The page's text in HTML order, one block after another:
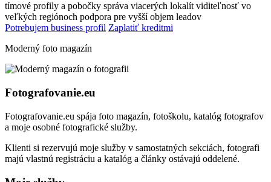
tímové profily a pobočky správa viacerých lokalít viditeľnosť vo
veľkých regiónoch podpora pre vyšší objem leadov
Potrebujem business profil Zaplatiť kreditmi
Moderný foto magazín
Fotografovanie.eu
Fotografovanie.eu spája foto magazín, fotoškolu, katalóg fotografov
a moje osobné fotografické služby.
Klienti si rezervujú moje služby v samostatných sekciách, fotografi
majú vlastnú registráciu a katalóg a články ostávajú oddelené.